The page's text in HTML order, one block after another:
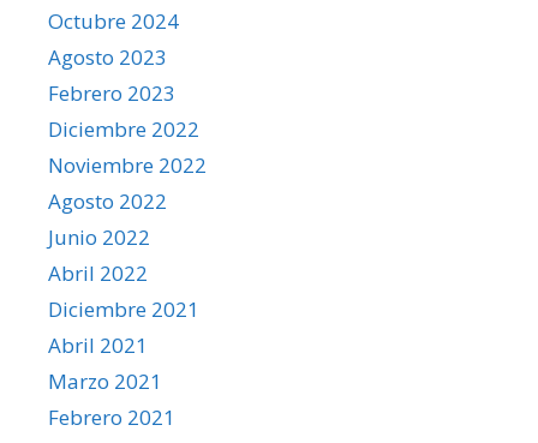
Octubre 2024
Agosto 2023
Febrero 2023
Diciembre 2022
Noviembre 2022
Agosto 2022
Junio 2022
Abril 2022
Diciembre 2021
Abril 2021
Marzo 2021
Febrero 2021